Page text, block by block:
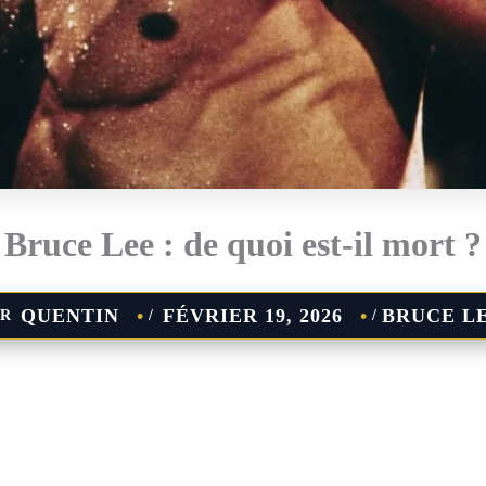
Bruce Lee : de quoi est-il mort ?
QUENTIN / FÉVRIER 19, 2026 / BRUCE